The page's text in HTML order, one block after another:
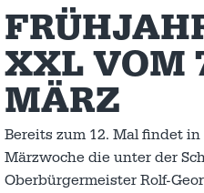
XXL VOM
MÄRZ
Bereits zum 12. Mal findet
Märzwoche die unter der
Oberbürgermeister Rolf-